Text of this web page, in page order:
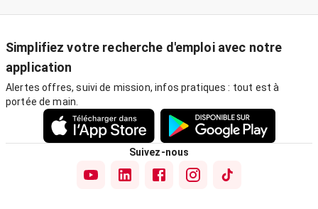
Simplifiez votre recherche d'emploi avec notre
application
Alertes offres, suivi de mission, infos pratiques : tout est à
portée de main.
Suivez-nous